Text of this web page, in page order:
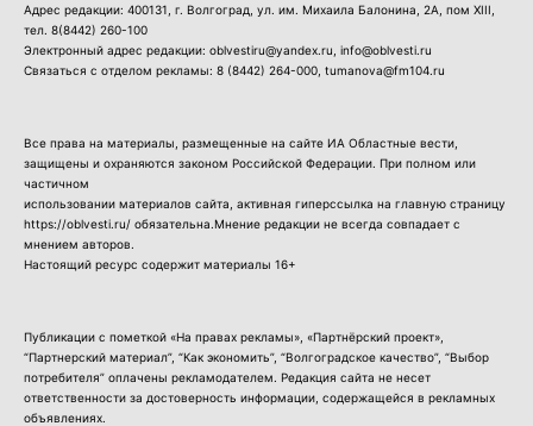
Адрес редакции: 400131, г. Волгоград, ул. им. Михаила Балонина, 2А, пом XIII,
тел. 8(8442) 260-100
Электронный адрес редакции: oblvestiru@yandex.ru, info@oblvesti.ru
Связаться с отделом рекламы: 8 (8442) 264-000 , tumanova@fm104.ru
Все права на материалы, размещенные на сайте ИА Областные вести,
защищены и охраняются законом Российской Федерации. При полном или
частичном
использовании материалов сайта, активная гиперссылка на главную страницу
https://oblvesti.ru/ обязательна.Мнение редакции не всегда совпадает с
мнением авторов.
Настоящий ресурс содержит материалы 16+
Публикации с пометкой «На правах рекламы», «Партнёрский проект»,
“Партнерский материал”, “Как экономить”, “Волгоградское качество”, “Выбор
потребителя” оплачены рекламодателем. Редакция сайта не несет
ответственности за достоверность информации, содержащейся в рекламных
объявлениях.